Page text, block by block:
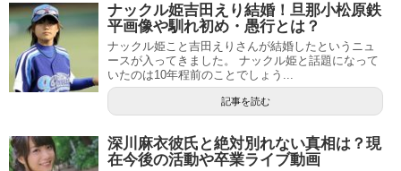
ナックル姫吉田えり結婚！旦那小松原鉄
平画像や馴れ初め・愚行とは？
ナックル姫こと吉田えりさんが結婚したというニュ
ースが入ってきました。 ナックル姫と話題になって
いたのは10年程前のことでしょう...
記事を読む
深川麻衣彼氏と絶対別れない真相は？現
在今後の活動や卒業ライブ動画